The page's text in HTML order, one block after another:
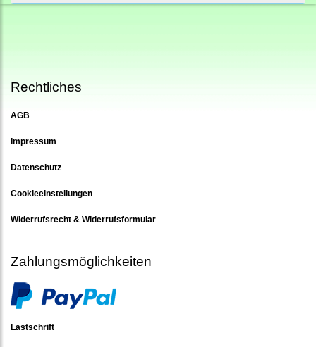
Rechtliches
AGB
Impressum
Datenschutz
Cookieeinstellungen
Widerrufsrecht & Widerrufsformular
Zahlungsmöglichkeiten
Lastschrift